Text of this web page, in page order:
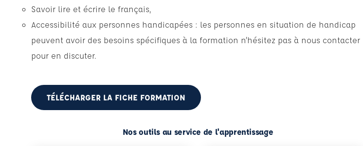
Savoir lire et écrire le français,
Accessibilité aux personnes handicapées : les personnes en situation de handicap
peuvent avoir des besoins spécifiques à la formation n’hésitez pas à nous contacter
pour en discuter.
TÉLÉCHARGER LA FICHE FORMATION
Nos outils au service de l'apprentissage